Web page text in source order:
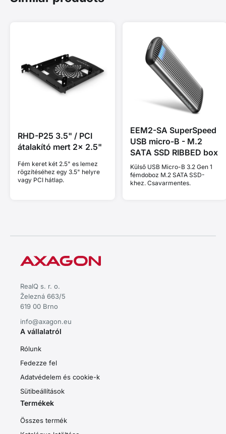
RHD-P25 3.5" / PCI
átalakító mert 2x 2.5"
Fém keret két 2.5" es lemez
rögzítéséhez egy 3.5" helyre
vagy PCI hátlap.
EEM2-SA SuperSpeed
USB micro-B - M.2
SATA SSD RIBBED box
Külső USB Micro-B 3.2 Gen 1
fémdoboz M.2 SATA SSD-
khez. Csavarmentes.
RealQ s. r. o.
Železná 663/5
619 00 Brno
info@axagon.eu
A vállalatról
Rólunk
Fedezze fel
Adatvédelem és cookie-k
Sütibeállítások
Termékek
Összes termék